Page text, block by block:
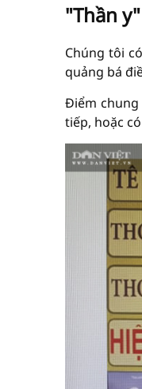
"Thần
Chúng tôi
quảng bá
Điểm chung
tiếp, hoặc